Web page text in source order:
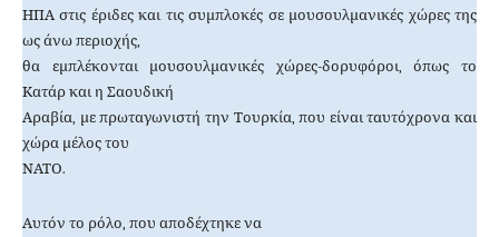
ΗΠΑ στις έριδες και τις συμπλοκές σε μουσουλμανικές χώρες της
ως άνω περιοχής,
θα εμπλέκονται μουσουλμανικές χώρες-δορυφόροι, όπως το
Κατάρ και η Σαουδική
Αραβία, με πρωταγωνιστή την Τουρκία, που είναι ταυτόχρονα και
χώρα μέλος του
ΝΑΤΟ.
Αυτόν το ρόλο, που αποδέχτηκε να